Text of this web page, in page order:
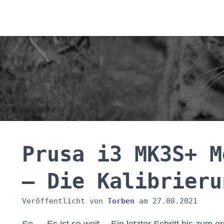
Prusa i3 MK3S+
– Die
Veröffentlicht von Torben am 27.08.2021